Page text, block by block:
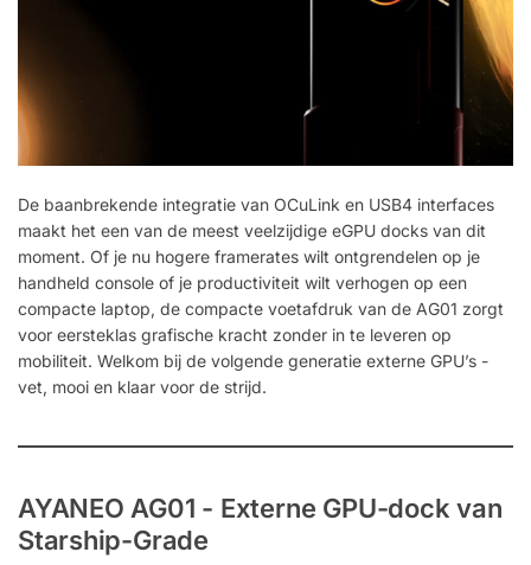
De baanbrekende integratie van OCuLink en USB4 interfaces
maakt het een van de meest veelzijdige eGPU docks van dit
moment. Of je nu hogere framerates wilt ontgrendelen op je
handheld console of je productiviteit wilt verhogen op een
compacte laptop, de compacte voetafdruk van de AG01 zorgt
voor eersteklas grafische kracht zonder in te leveren op
mobiliteit. Welkom bij de volgende generatie externe GPU’s -
vet, mooi en klaar voor de strijd.
AYANEO AG01 - Externe GPU-dock van
Starship-Grade